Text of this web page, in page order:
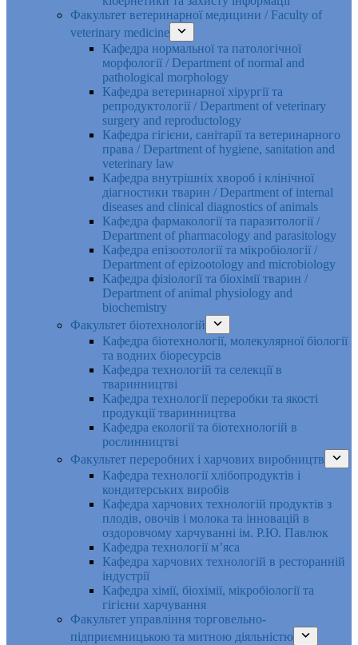
Факультет ветеринарної медицини / Faculty of
veterinary medicine
Кафедра нормальної та патологічної
морфології / Department of normal and
pathological morphology
Кафедра ветеринарної хірургії та
репродуктології / Department of veterinary
surgery and reproductology
Кафедра гігієни, санітарії та ветеринарного
права / Department of hygiene, sanitation and
veterinary law
Кафедра внутрішніх хвороб і клінічної
діагностики тварин / Department of internal
diseases and clinical diagnostics of animals
Кафедра фармакології та паразитології /
Department of pharmacology and parasitology
Кафедра епізоотології та мікробіології /
Department of epizootology and microbiology
Кафедра фізіології та біохімії тварин /
Department of animal physiology and
biochemistry
Факультет біотехнологій
Кафедра біотехнології, молекулярної біології
та водних біоресурсів
Кафедра технологій та селекції в
тваринництві
Кафедра технології переробки та якості
продукції тваринництва
Кафедра екології та біотехнологій в
рослинництві
Факультет переробних і харчових виробництв
Кафедра технології хлібопродуктів і
кондитерських виробів
Кафедра харчових технологій продуктів з
плодів, овочів і молока та інновацій в
оздоровчому харчуванні ім. Р.Ю. Павлюк
Кафедра технології м’яса
Кафедра харчових технологій в ресторанній
індустрії
Кафедра хімії, біохімії, мікробіології та
гігієни харчування
Факультет управління торговельно-
підприємницькою та митною діяльністю